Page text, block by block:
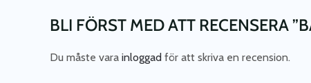
BLI FÖRST MED ATT RECENSERA
Du måste vara inloggad för att skriva en recension.